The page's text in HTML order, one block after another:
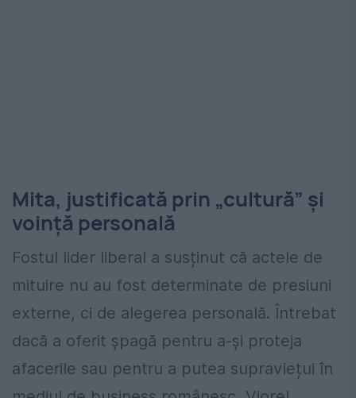
Mita, justificată prin „cultură” și
voință personală
Fostul lider liberal a susținut că actele de
mituire nu au fost determinate de presiuni
externe, ci de alegerea personală. Întrebat
dacă a oferit șpagă pentru a-și proteja
afacerile sau pentru a putea supraviețui în